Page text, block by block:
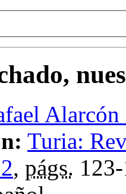
Alarcón
Turia:
, págs.